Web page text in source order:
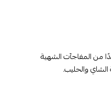
من المفاجآت الشهية
والحليب.